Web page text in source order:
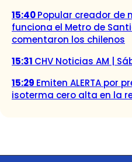
15:40Popular creador de
funciona el Metro de
comentaron los chilenos
15:31 CHV Noticias AM |
15:29 Emiten ALERTA por
isoterma cero alta en la